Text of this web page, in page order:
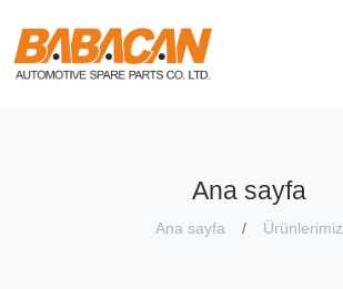
Ana sayfa
Ana sayfa Ürünlerimiz